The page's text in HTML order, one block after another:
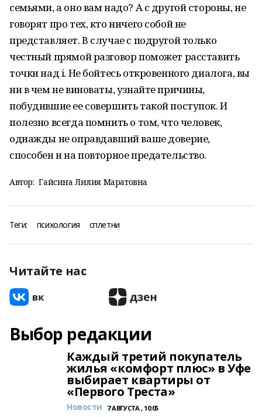
семьями, а оно вам надо? А с другой стороны, не
говорят про тех, кто ничего собой не
представляет. В случае с подругой только
честный прямой разговор поможет расставить
точки над i. Не бойтесь откровенного диалога, вы
ни в чем не виноваты, узнайте причины,
побудившие ее совершить такой поступок. И
полезно всегда помнить о том, что человек,
однажды не оправдавший ваше доверие,
способен и на повторное предательство.
Автор: Гайсина Лилия Маратовна
Теги: психология сплетни
Читайте нас
Выбор редакции
Каждый третий покупатель
жилья «комфорт плюс» в Уфе
выбирает квартиры от
«Первого Треста»
Новости 7 АВГУСТА , 10:05